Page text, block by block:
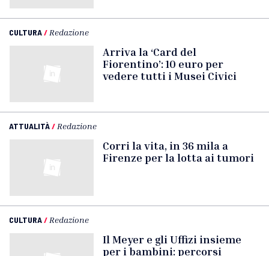
CULTURA/ Redazione
Arriva la ‘Card del
Fiorentino’: 10 euro per
vedere tutti i Musei Civici
ATTUALITÀ/ Redazione
Corri la vita, in 36 mila a
Firenze per la lotta ai tumori
CULTURA/ Redazione
Il Meyer e gli Uffizi insieme
per i bambini: percorsi